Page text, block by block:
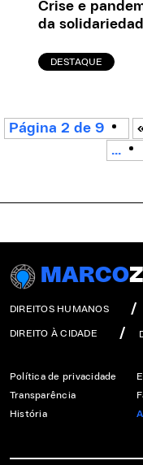
Crise e
da
DESTAQUE
Página 2 de 9
...
MARCO
DIREITOS HUMANOS
DIREITO À CIDADE
Política de privacidade
Transparência
História